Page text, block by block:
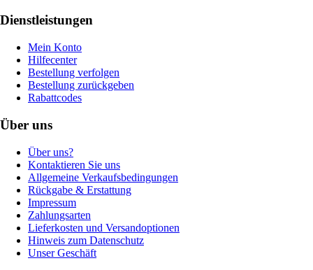
Dienstleistungen
Mein Konto
Hilfecenter
Bestellung verfolgen
Bestellung zurückgeben
Rabattcodes
Über uns
Über uns?
Kontaktieren Sie uns
Allgemeine Verkaufsbedingungen
Rückgabe & Erstattung
Impressum
Zahlungsarten
Lieferkosten und Versandoptionen
Hinweis zum Datenschutz
Unser Geschäft